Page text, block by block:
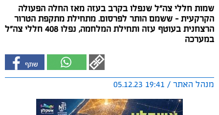
שמות חללי צה"ל שנפלו בקרב בעזה מאז החלה הפעולה
הקרקעית - ששמם הותר לפרסום. מתחילת מתקפת הטרור
הרצחנית בעוטף עזה ותחילת המלחמה, נפלו 408 חללי צה"ל
במערכה
מנהל האתר / 19:41 05.12.23